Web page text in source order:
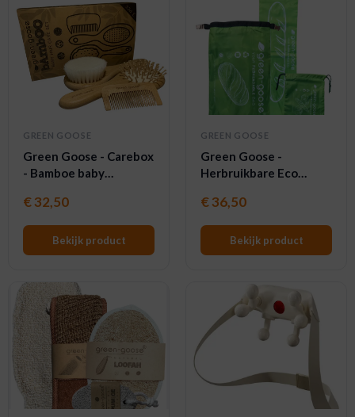
GREEN GOOSE
Green Goose - Carebox
- Bamboe baby
€32,50
Bekijk product
GREEN GOOSE
Green Goose -
Herbruikbare Eco
€36,50
Bekijk product